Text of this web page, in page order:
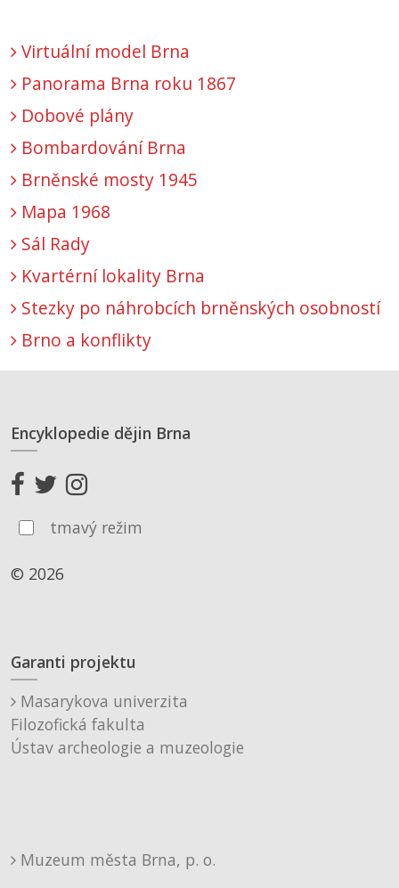
Virtuální model Brna
Panorama Brna roku 1867
Dobové plány
Bombardování Brna
Brněnské mosty 1945
Mapa 1968
Sál Rady
Kvartérní lokality Brna
Stezky po náhrobcích brněnských osobností
Brno a konflikty
Encyklopedie dějin Brna
tmavý režim
© 2026
Garanti projektu
Masarykova univerzita
Filozofická fakulta
Ústav archeologie a muzeologie
Muzeum města Brna, p. o.